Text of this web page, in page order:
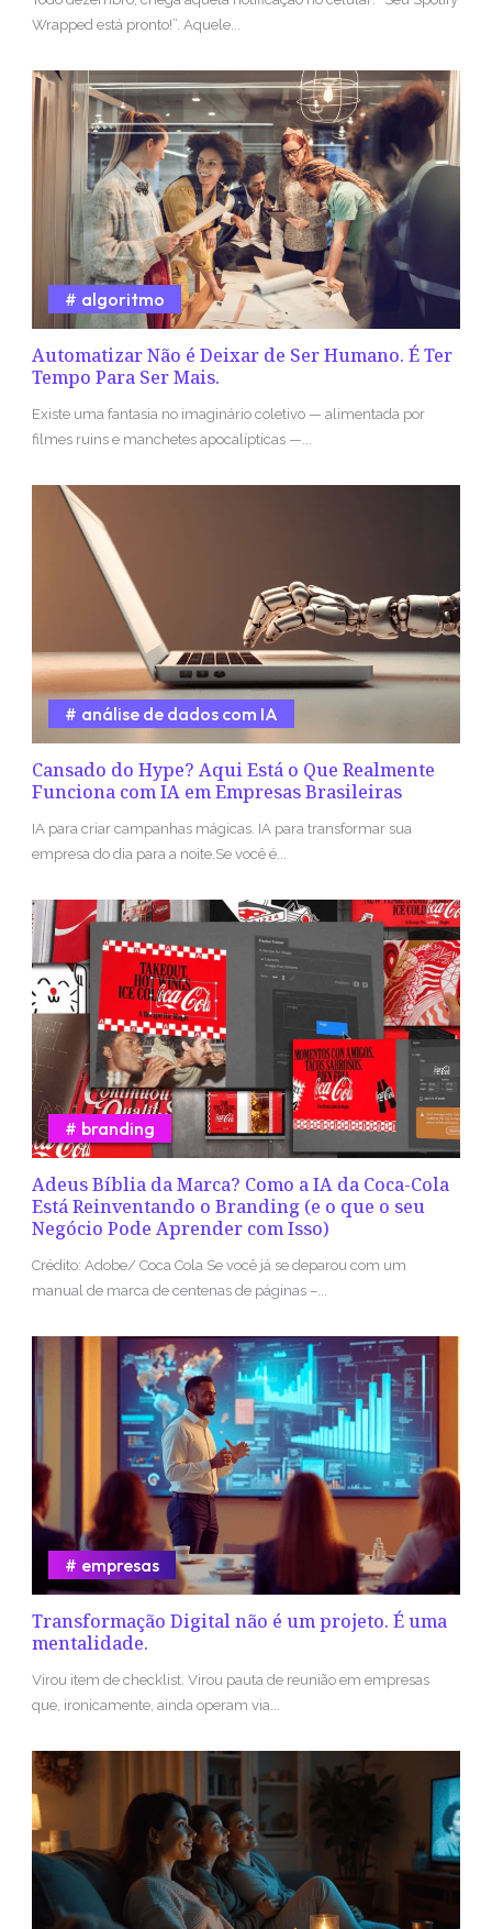
Wrapped está pronto!”. Aquele...
Automatizar Não é Deixar de Ser Humano. É Ter
Tempo Para Ser Mais.
algoritmo
Existe uma fantasia no imaginário coletivo — alimentada por
filmes ruins e manchetes apocalípticas —...
Cansado do Hype? Aqui Está o Que Realmente
Funciona com IA em Empresas Brasileiras
análise de dados com IA
IA para criar campanhas mágicas. IA para transformar sua
empresa do dia para a noite.Se você é...
Adeus Bíblia da Marca? Como a IA da Coca-Cola
Está Reinventando o Branding (e o que o seu
Negócio Pode Aprender com Isso)
branding
Crédito: Adobe/ Coca Cola Se você já se deparou com um
manual de marca de centenas de páginas –...
Transformação Digital não é um projeto. É uma
mentalidade.
empresas
Virou item de checklist. Virou pauta de reunião em empresas
que, ironicamente, ainda operam via...